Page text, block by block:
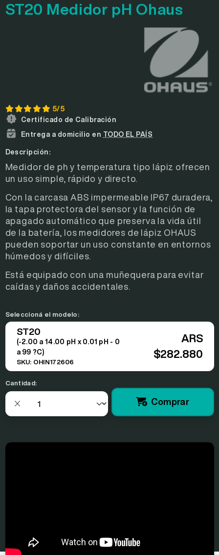
ST20 Medidor pH Ohaus
5/5
Certificado de Calibración
Entrega a domicilio en TODO EL PAÍS
Descripción:
Medidor de ph y temperatura tipo lápiz ofrecen
un uso simple, rápido y directo.
Con la carcasa ABS impermeable IP67 duradera,
la tapa protectora del sensor y la función de
apagado automático que preserva la vida útil
de la batería, los medidores de lápiz OHAUS
pueden soportar un uso constante en entornos
húmedos y difíciles.
Está equipado con una muñequera para evitar
caídas y daños accidentales.
Seleccioná el modelo:
ST20
(-2.00 a 14.00 pH x 0.01 pH - 0
a 99 ?C)
SKU: OHIN172606
ARS
$282.880
Cantidad:
Comprar